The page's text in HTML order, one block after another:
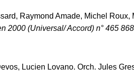
Raymond Amade, Michel Roux,
2000 (Universal/ Accord) n° 465
Lucien Lovano. Orch. Jules